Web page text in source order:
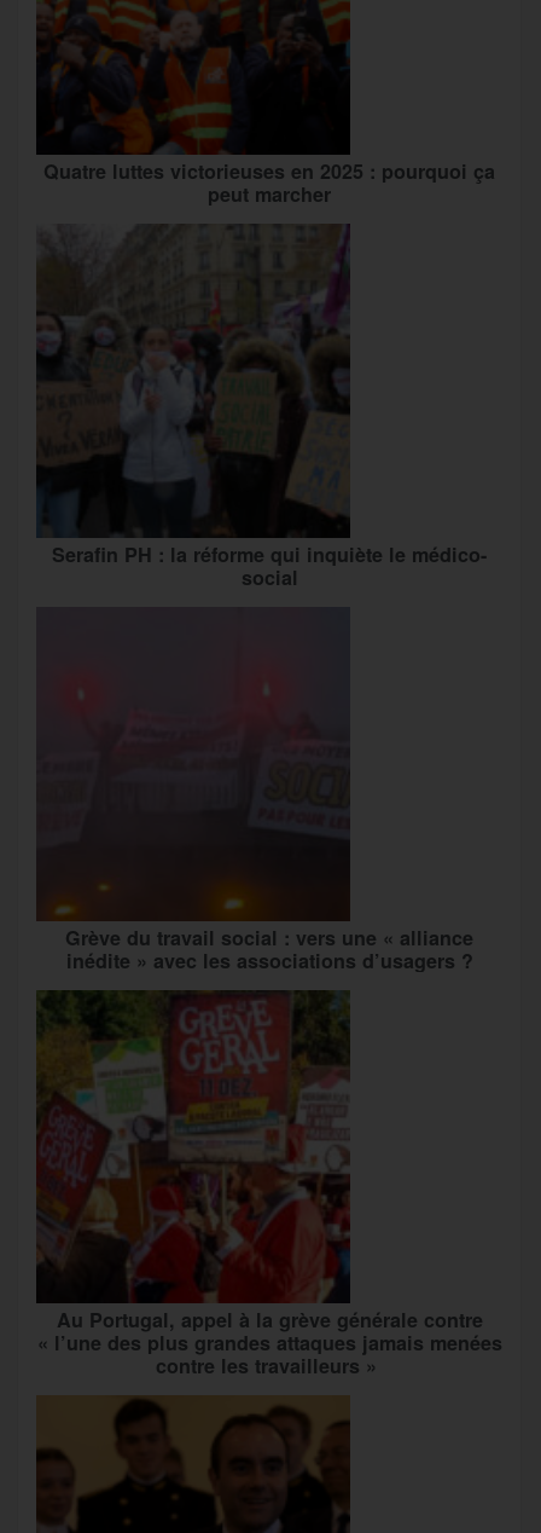
Quatre luttes victorieuses en 2025 : pourquoi ça
peut marcher
Serafin PH : la réforme qui inquiète le médico-
social
Grève du travail social : vers une « alliance
inédite » avec les associations d’usagers ?
Au Portugal, appel à la grève générale contre
« l’une des plus grandes attaques jamais menées
contre les travailleurs »